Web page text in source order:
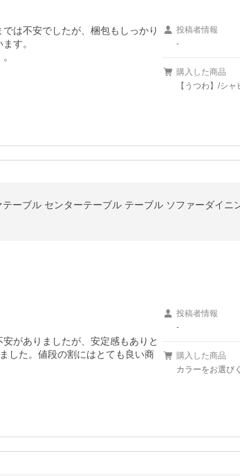
は不安でしたが、梱包もしっかり
す。
投稿者情報
-
購入した商品
【うつわ】/シ
ーブル センターテーブル テーブル ソファーダイニ
がありましたが、安定感もありと
した。値段の割にはとても良い商
投稿者情報
-
購入した商品
カラーをお選び